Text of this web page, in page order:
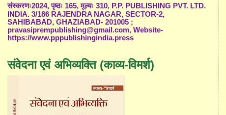
संस्करणः2024, पृष्ठः 165, मूल्यः 310, P.P. PUBLISHING PVT. LTD.
INDIA. 3/186 RAJENDRA NAGAR, SECTOR-2,
SAHIBABAD, GHAZIABAD- 201005 ;
pravasiprempublishing@gmail.com, Website-
https://www.pppublishingindia.press
संवेदना एवं अभिव्यक्ति (काव्य-विमर्श)